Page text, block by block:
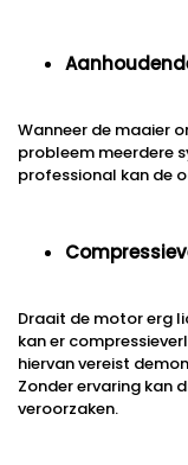
Wanneer de maaier
probleem meerdere
professional kan de
Draait de motor erg
kan er
hiervan vereist
Zonder ervaring kan
veroorzaken.